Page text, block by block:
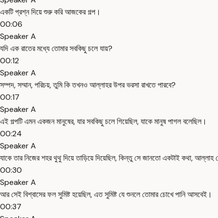
একটি প্রশ্ন দিয়ে শুরু করি আজকের গল্প।
00:06
Speaker A
যদি এক রাতের মধ্যে তোমার সবকিছু চলে যায়?
00:12
Speaker A
সম্পদ, সম্মান, পরিচয়, তুমি কি তখনও আল্লাহর উপর ভরসা রাখতে পারবে?
00:17
Speaker A
এই গল্পটি এমন একজন মানুষের, যার সবকিছু চলে গিয়েছিল, যাকে মানুষ পাগল বলেছিল।
00:24
Speaker A
যাকে তার নিজের শহর থুথু দিয়ে তাড়িয়ে দিয়েছিল, কিন্তু সে জানতো একটাই কথা, আল্লাহ
00:30
Speaker A
আর সেই বিশ্বাসের ফল সুমিষ্ট হয়েছিল, এত সুমিষ্ট যে শুনলে তোমার চোখে পানি আসবেই।
00:37